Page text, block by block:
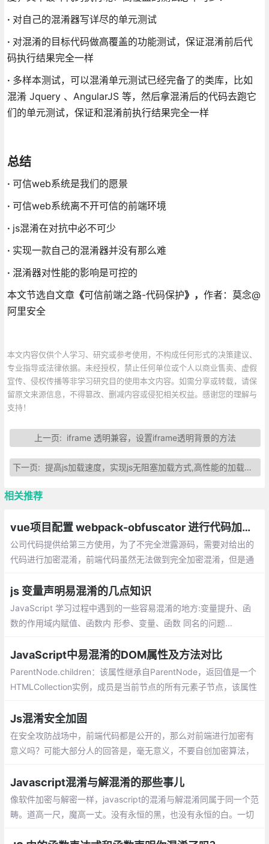
· 对自己的混淆器写详尽的单元测试
· 对混淆的目标代码做高覆盖的功能测试，保证混淆前后代
码执行结果完全一样
· 多样本测试，可以混淆单元测试已经完备了的类库，比如
混淆 Jquery 、AngularJS 等，然后拿混淆后的代码去跑它
们的单元测试，保证和混淆前执行结果完全一样
总结
· 可信web系统是我们的愿景
· 可信web系统离不开可信的前端环境
· js混淆在对抗中必不可少
· 实现一款自己的混淆器并没有那么难
· 混淆器对性能的影响是可控的
本文节选自文章《可信前端之路-代码保护》， 作者：莫念@
阿里安全
本文内容仅供个人学习、研究或参考使用，不构成任何形式的决策建议、
专业指导或法律依据。未经授权，禁止任何单位或个人以商业售卖、虚假
宣传、侵权传播等非学习研究目的使用本文内容。如需分享或转载，请保
留原文来源信息，不得篡改、删减内容或侵犯相关权益。感谢您的理解与
支持！
上一页: iframe 透明兼容，设置iframe透明背景的方法
下一页:提高js加载速度，实现js无阻塞加载方式,高性能的加载执行JavaScript
相关推荐
vue项目配置 webpack-obfuscator 进行代码加密混淆
公司代码提供给第三方使用，为了不完全泄露源码，需要对给出的
代码进行加密混淆，前端代码虽然无法做到完全加密混淆，但是通
js 变量声明易混淆的几点知识
JavaScript 学习过程中遇到的一些容易混淆的地方:变量提升、函
数的作用域内赋值、函数内 形参、变量、函数 同名的问题...
JavaScript中易混淆的DOM属性及方法对比
ParentNode.children：该属性继承自ParentNode，返回值是一个
HTMLCollection实例，成员是当前节点的所有元素子节点，该属性
性继承自Node，返回值是一个NodeList实例，成员是当前节点的
所有子节点（包括但不限于元素子节点），该属性也是个动态集
合。
Js混淆安全加固
在安全攻防战场中，前端代码都是公开的，那么对前端进行加密有
意义吗？可能大部分人的回答是，毫无意义，不要自创加密算法，
义的，因为加密前和解密后的环节
Javascript混淆与解混淆的那些事儿
像软件加密与解密一样，javascript的混淆与解混淆同属于同一个范
畴。道高一尺，魔高一丈。没有永恒的黑，也没有永恒的白。一切